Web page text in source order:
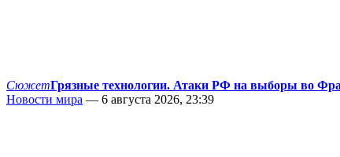
СюжетГрязные технологии. Атаки РФ на выборы во
Новости мира — 6 августа 2026, 23:39